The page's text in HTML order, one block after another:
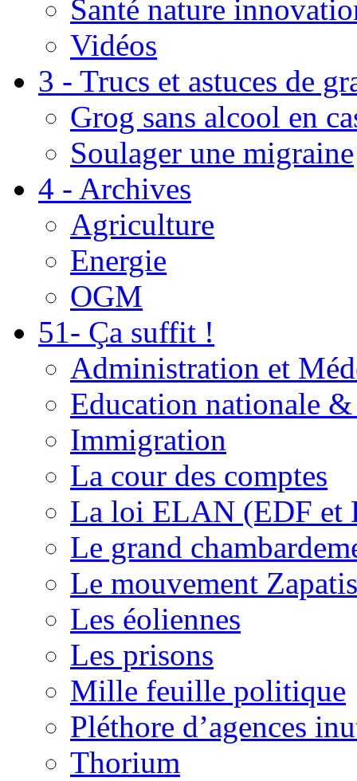
Santé nature
Vidéos
3 - Trucs et astuces de
Grog sans alcool en
Soulager une migraine
4 - Archives
Agriculture
Energie
OGM
51- Ça suffit !
Administration et
Education nationale
Immigration
La cour des comptes
La loi ELAN (EDF et
Le grand
Le mouvement
Les éoliennes
Les prisons
Mille feuille politique
Pléthore d’agences
Thorium